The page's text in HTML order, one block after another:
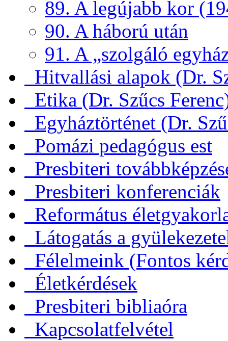
89. A legújabb kor
90. A háború után
91. A „szolgáló
Hitvallási alapok (Dr.
Etika (Dr. Szűcs
Egyháztörténet (Dr.
Pomázi pedagógus est
Presbiteri
Presbiteri konferenciák
Református
Látogatás a
Félelmeink (Fontos
Életkérdések
Presbiteri bibliaóra
Kapcsolatfelvétel